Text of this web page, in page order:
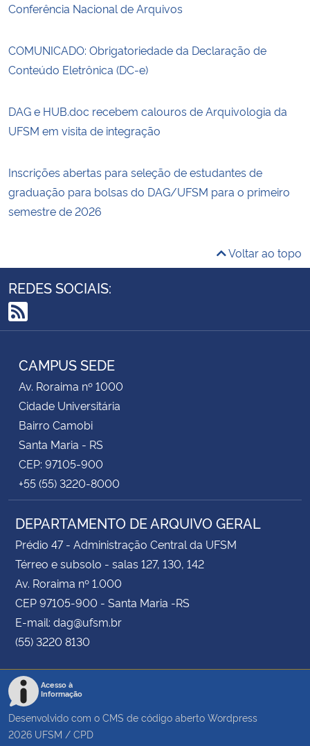
Conferência Nacional de Arquivos
COMUNICADO: Obrigatoriedade da Declaração de
Conteúdo Eletrônica (DC-e)
DAG e HUB.doc recebem calouros de Arquivologia da
UFSM em visita de integração
Inscrições abertas para seleção de estudantes de
graduação para bolsas do DAG/UFSM para o primeiro
semestre de 2026
Voltar ao topo
REDES SOCIAIS:
RSS
CAMPUS SEDE
Av. Roraima nº 1000
Cidade Universitária
Bairro Camobi
Santa Maria - RS
CEP: 97105-900
+55 (55) 3220-8000
DEPARTAMENTO DE ARQUIVO GERAL
Prédio 47 - Administração Central da UFSM
Térreo e subsolo - salas 127, 130, 142
Av. Roraima nº 1.000
CEP 97105-900 - Santa Maria -RS
E-mail: dag@ufsm.br
(55) 3220 8130
Acesso à
Informação
Desenvolvido com o CMS de código aberto Wordpress
2026 UFSM / CPD